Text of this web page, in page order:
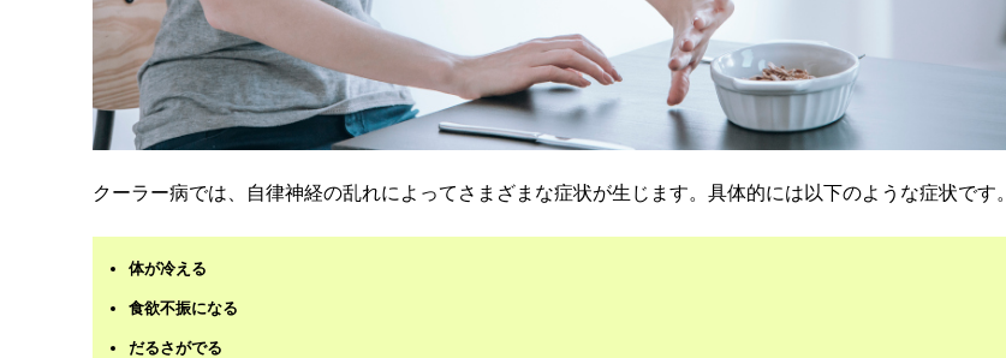
クーラー病では、自律神経の乱れによってさまざまな症状が生じます。具体的には以下のような症状です。
体が冷える
食欲不振になる
だるさがでる